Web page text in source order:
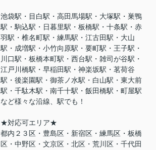
池袋駅・目白駅・高田馬場駅・大塚駅・巣鴨
駅・駒込駅・日暮里駅・板橋駅・十条駅・赤
羽駅・椎名町駅・練馬駅・江古田駅・大山
駅・成増駅・小竹向原駅・要町駅・王子駅・
川口駅・板橋本町駅・西台駅・雑司が谷駅・
江戸川橋駅・早稲田駅・神楽坂駅・茗荷谷
駅・後楽園駅・御茶ノ水駅・白山駅・東大前
駅・千駄木駅・南千十駅・飯田橋駅・町屋駅
など様々な沿線、駅でも！
★対応可エリア★
都内２３区・豊島区・新宿区・練馬区・板橋
区・中野区・文京区・北区・荒川区・千代田